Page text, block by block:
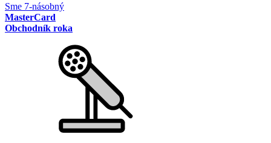
Sme 7-násobný
MasterCard
Obchodník roka